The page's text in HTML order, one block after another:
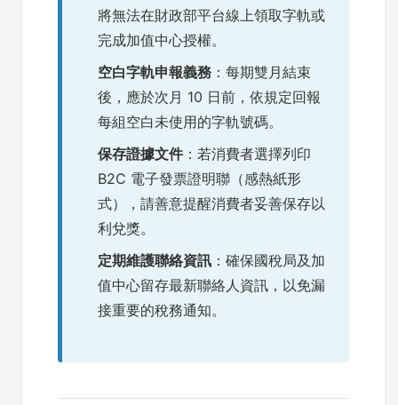
將無法在財政部平台線上領取字軌或
完成加值中心授權。
空白字軌申報義務 ：每期雙月結束
後，應於次月 10 日前，依規定回報
每組空白未使用的字軌號碼。
保存證據文件：若消費者選擇列印
B2C 電子發票證明聯（感熱紙形
式），請善意提醒消費者妥善保存以
利兌獎。
定期維護聯絡資訊 ：確保國稅局及加
值中心留存最新聯絡人資訊，以免漏
接重要的稅務通知。